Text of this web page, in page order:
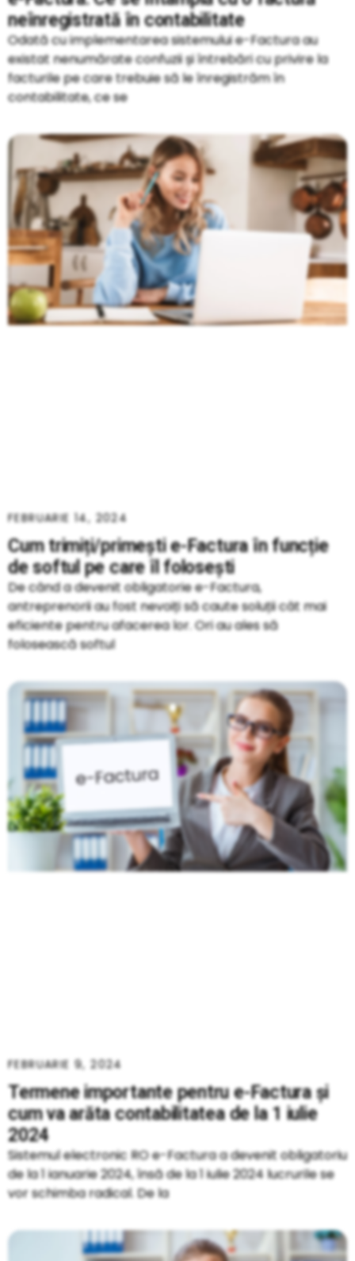
neînregistrată în contabilitate
Odată cu implementarea sistemului e-Factura au
existat nenumărate confuzii și întrebări cu privire la
facturile pe care trebuie să le înregistrăm în
contabilitate, ce se
Cum trimiți/primești e-Factura în funcție
de softul pe care îl folosești
FEBRUARIE 14, 2024
De când a devenit obligatorie e-Factura,
antreprenorii au fost nevoiți să caute soluții cât mai
eficiente pentru afacerea lor. Ori au ales să
folosească softul
Termene importante pentru e-Factura și
cum va arăta contabilitatea de la 1 iulie
2024
FEBRUARIE 9, 2024
Sistemul electronic RO e-Factura a devenit obligatoriu
de la 1 ianuarie 2024, însă de la 1 iulie 2024 lucrurile se
vor schimba radical. De la